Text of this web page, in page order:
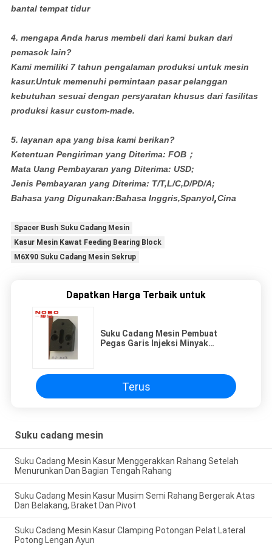
bantal tempat tidur
4. mengapa Anda harus membeli dari kami bukan dari
pemasok lain?
Kami memiliki 7 tahun pengalaman produksi untuk mesin
kasur.Untuk memenuhi permintaan pasar pelanggan
kebutuhan sesuai dengan persyaratan khusus dari fasilitas
produksi kasur custom-made.
5. layanan apa yang bisa kami berikan?
Ketentuan Pengiriman yang Diterima: FOB；
Mata Uang Pembayaran yang Diterima: USD;
Jenis Pembayaran yang Diterima: T/T,L/C,D/PD/A;
Bahasa yang Digunakan:Bahasa Inggris,Spanyol,Cina
Spacer Bush Suku Cadang Mesin
Kasur Mesin Kawat Feeding Bearing Block
M6X90 Suku Cadang Mesin Sekrup
Dapatkan Harga Terbaik untuk
Suku Cadang Mesin Pembuat
Pegas Garis Injeksi Minyak
Terus
Suku cadang mesin
Suku Cadang Mesin Kasur Menggerakkan Rahang Setelah
Menurunkan Dan Bagian Tengah Rahang
Suku Cadang Mesin Kasur Musim Semi Rahang Bergerak Atas
Dan Belakang, Braket Dan Pivot
Suku Cadang Mesin Kasur Clamping Potongan Pelat Lateral
Potong Lengan Ayun